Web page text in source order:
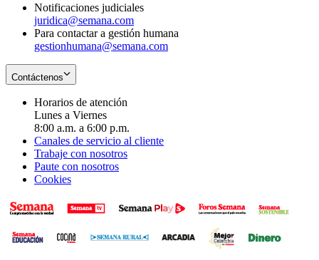
Notificaciones judiciales
juridica@semana.com
Para contactar a gestión humana
gestionhumana@semana.com
Contáctenos
Horarios de atención
Lunes a Viernes
8:00 a.m. a 6:00 p.m.
Canales de servicio al cliente
Trabaje con nosotros
Paute con nosotros
Cookies